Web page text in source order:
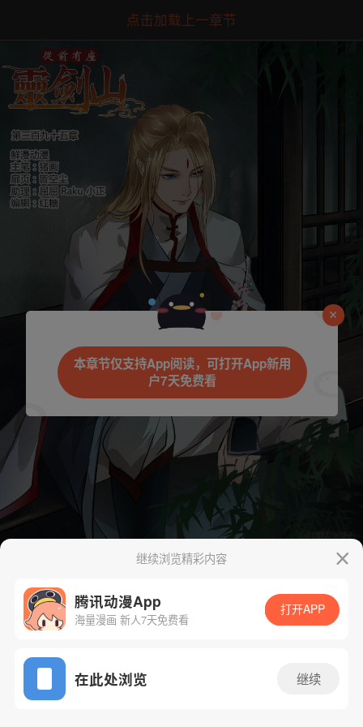
点击加载上一章节
App免费看
下一话 腾漫App免费看
继续浏览精彩内容
腾讯动漫App
海量漫画 新人7天免费看
打开APP
在此处浏览 继续
本章节仅支持App阅读，可打开App新用
户7天免费看
是否前往腾漫App继续阅读
立即前往